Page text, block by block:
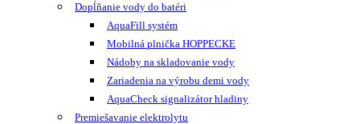
Dopĺňanie vody do batéri
AquaFill systém
Mobilná plnička HOPPECKE
Nádoby na skladovanie vody
Zariadenia na výrobu demi vody
AquaCheck signalizátor hladiny
Premiešavanie elektrolytu